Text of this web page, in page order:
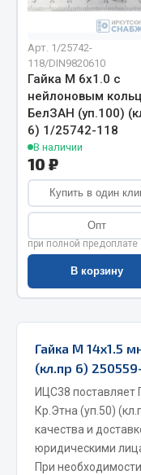
Система выпуска
Сцепление
Коробка передач
Коробка передач ZF
Весь раздел
Запчасти МАЗ
Подвеска
Окно ветровое
Двигатель
Весь раздел
Арт. 1/25742-
118/DIN9820610
Гайка М 6х1.0 с
нейлоновым
БелЗАН (уп.100)
6) 1/25742-118
В наличии
10 ₽
Купить в один
Опт
при полной предоплате
В корзину
Гайка М 14х1.5
(кл.пр 6)
ИЦС38 поставляет
Кр.Этна (уп.50)
качества и
юридическими
При